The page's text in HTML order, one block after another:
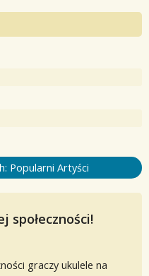
Popularni Artyści
społeczności!
graczy ukulele na